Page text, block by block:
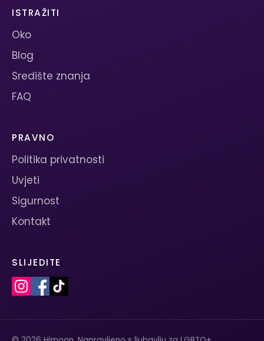
ISTRAŽITI
Oko
Blog
Središte znanja
FAQ
PRAVNO
Politika privatnosti
Uvjeti
Sigurnost
Kontakt
SLIJEDITE